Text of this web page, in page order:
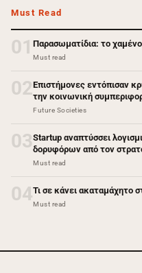
Must Read
01 Παρασωματίδια: το
Must read
02Επιστήμονες εντόπισαν
την κοινωνική
Future Societies
03Startup αναπτύσσει
δορυφόρων από τον
Must read
04Τι σε κάνει ακαταμάχητο
Must read